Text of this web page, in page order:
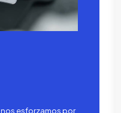
nos esforzamos por